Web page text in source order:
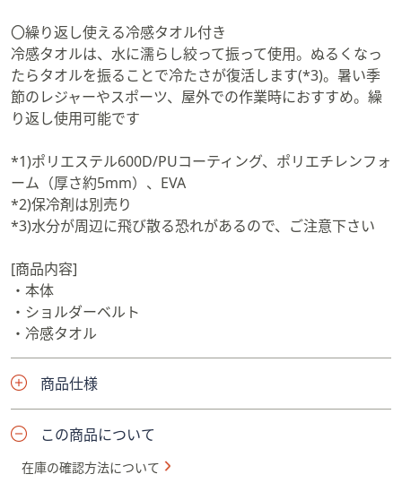
〇繰り返し使える冷感タオル付き
冷感タオルは、水に濡らし絞って振って使用。ぬるくなっ
たらタオルを振ることで冷たさが復活します(*3)。暑い季
節のレジャーやスポーツ、屋外での作業時におすすめ。繰
り返し使用可能です
*1)ポリエステル600D/PUコーティング、ポリエチレンフォ
ーム（厚さ約5mm）、EVA
*2)保冷剤は別売り
*3)水分が周辺に飛び散る恐れがあるので、ご注意下さい
[商品内容]
・本体
・ショルダーベルト
・冷感タオル
商品仕様
この商品について
在庫の確認方法について